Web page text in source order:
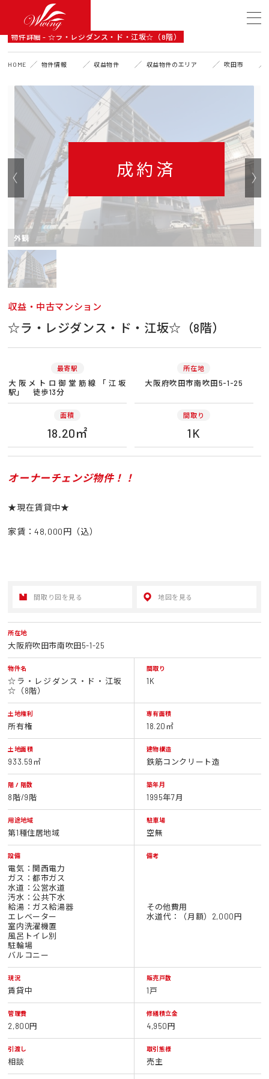
DETAIL
物件詳細 - ☆ラ・レジダンス・ド・江坂☆（8階）
HOME 物件情報 収益物件 収益物件のエリア 吹田市
成約済
外観
収益・中古マンション
☆ラ・レジダンス・ド・江坂☆（8階）
最寄駅
大阪メトロ御堂筋線「江坂
駅」 徒歩13分
所在地
大阪府吹田市南吹田5-1-25
面積
18.20㎡
間取り
1K
オーナーチェンジ物件！！
★現在賃貸中★
家賃：48,000円（込）
間取り図を見る 地図を見る
所在地
大阪府吹田市南吹田5-1-25
物件名
☆ラ・レジダンス・ド・江坂
☆（8階）
間取り
1K
土地権利
所有権
専有面積
18.20㎡
土地面積
933.59㎡
建物構造
鉄筋コンクリート造
階 / 階数
8階/9階
築年月
1995年7月
用途地域
第1種住居地域
駐車場
空無
設備
電気：関西電力
ガス：都市ガス
水道：公営水道
汚水：公共下水
給湯：ガス給湯器
エレベーター
室内洗濯機置
風呂トイレ別
駐輪場
バルコニー
備考
その他費用
水道代：（月額）2,000円
現況
賃貸中
販売戸数
1戸
管理費
2,800円
修繕積立金
4,950円
引渡し
相談
取引態様
売主